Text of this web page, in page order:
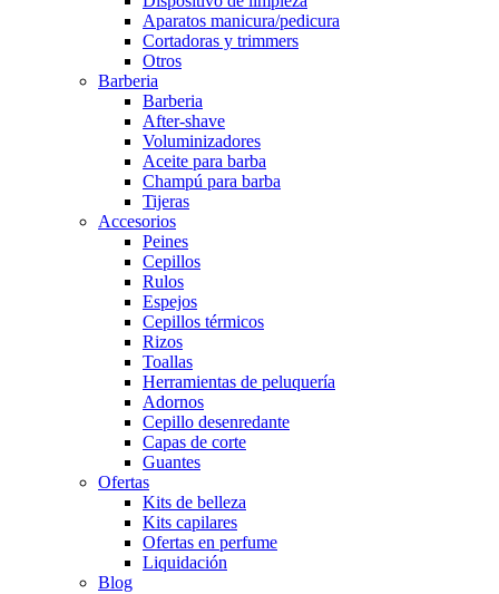
Aparatos manicura/pedicura
Cortadoras y trimmers
Otros
Barberia
Barberia
After-shave
Voluminizadores
Aceite para barba
Champú para barba
Tijeras
Accesorios
Peines
Cepillos
Rulos
Espejos
Cepillos térmicos
Rizos
Toallas
Herramientas de peluquería
Adornos
Cepillo desenredante
Capas de corte
Guantes
Ofertas
Kits de belleza
Kits capilares
Ofertas en perfume
Liquidación
Blog